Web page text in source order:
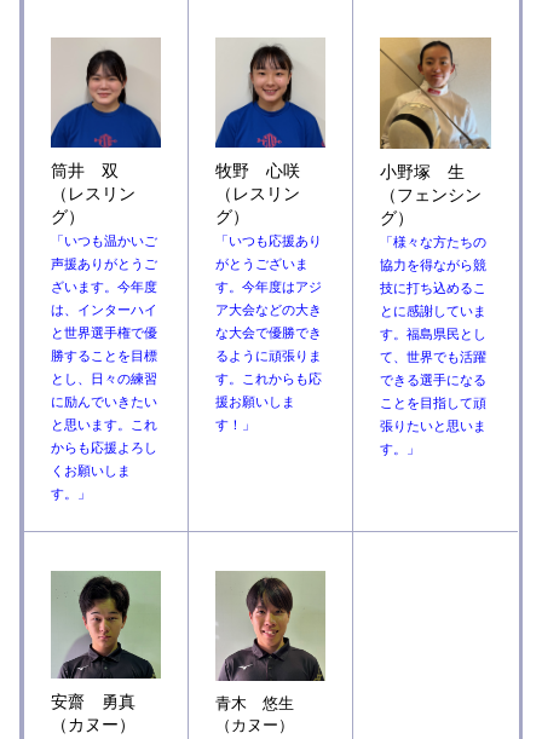
筒井 双
（レスリン
グ）
「いつも温かいご
声援ありがとうご
ざいます。今年度
は、インターハイ
と世界選手権で優
勝することを目標
とし、日々の練習
に励んでいきたい
と思います。これ
からも応援よろし
くお願いしま
す。」
牧野 心咲
（レスリン
グ）
「いつも応援あり
がとうございま
す。今年度はアジ
ア大会などの大き
な大会で優勝でき
るように頑張りま
す。これからも応
援お願いしま
す！」
小野塚 生
（フェンシン
グ）
「様々な方たちの
協力を得ながら競
技に打ち込めるこ
とに感謝していま
す。福島県民とし
て、世界でも活躍
できる選手になる
ことを目指して頑
張りたいと思いま
す。」
安齋 勇真
（カヌー）
青木 悠生
（カヌー）